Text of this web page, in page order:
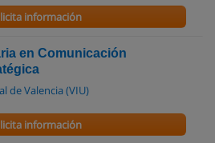
información
en Comunicación
de Valencia (VIU)
información